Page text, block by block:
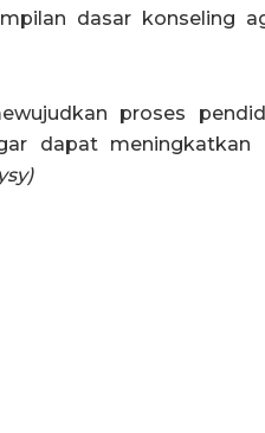
dasar konseling
proses
dapat meningkatkan